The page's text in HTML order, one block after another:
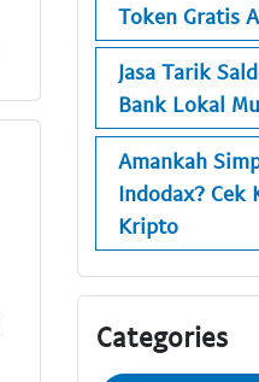
Token Gratis
Jasa Tarik
Bank Lokal
Amankah
Indodax? Cek
Kripto
Categories